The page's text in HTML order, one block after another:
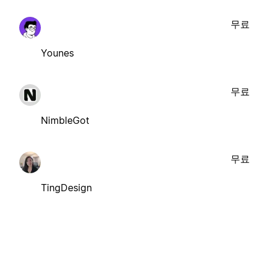
Younes
무료
NimbleGot
무료
TingDesign
무료